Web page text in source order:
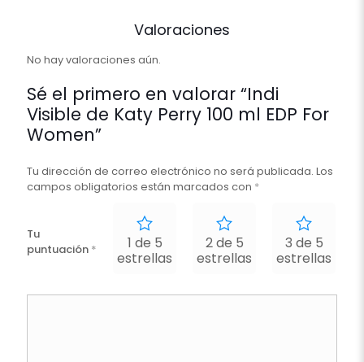
Valoraciones
No hay valoraciones aún.
Sé el primero en valorar “Indi
Visible de Katy Perry 100 ml EDP For
Women”
Tu dirección de correo electrónico no será publicada. Los
campos obligatorios están marcados con *
Tu
puntuación *
1 de 5
estrellas
2 de 5
estrellas
3 de 5
estrellas